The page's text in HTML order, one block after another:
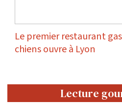
Le premier restaurant
chiens ouvre à Lyon
Lecture